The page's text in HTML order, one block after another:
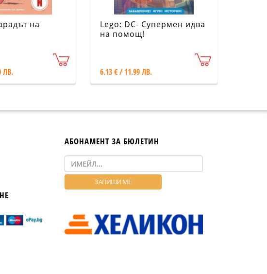
на
ЛВ.
Lego: DC- Супермен идва
на помощ!
6.13 € / 11.99 ЛВ.
АБОНАМЕНТ ЗА БЮЛЕТИН